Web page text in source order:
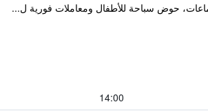
حوض سباحة للأطفال ومعاملات فورية ل...
14:00